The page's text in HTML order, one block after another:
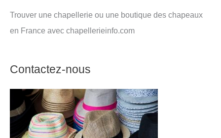
Trouver une chapellerie ou une boutique des chapeaux
en France avec chapellerieinfo.com
Contactez-nous